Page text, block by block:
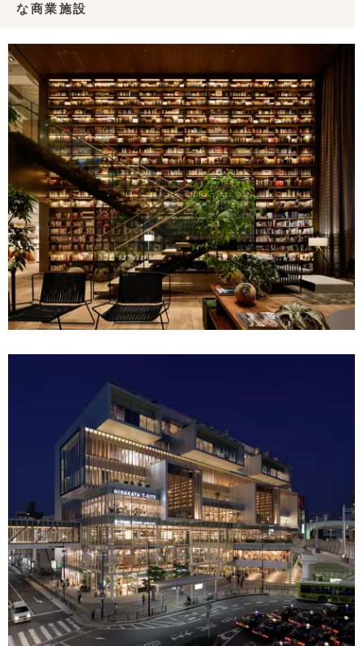
な商業施設